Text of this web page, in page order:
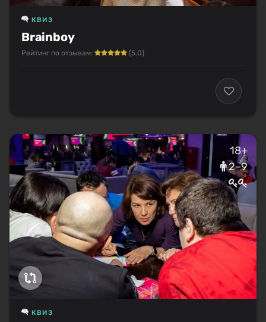
Brainboy
КВИЗ
Рейтинг по отзывам: (5.0)
18+
2–9
КВИЗ